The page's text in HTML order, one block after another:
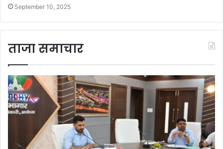
September 10, 2025
ताजा समाचार